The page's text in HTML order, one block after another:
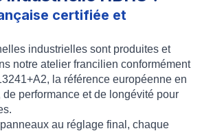
certifiée et
industrielles sont produites et
notre atelier francilien conformément
la référence européenne en
de performance et de longévité pour
au réglage final, chaque